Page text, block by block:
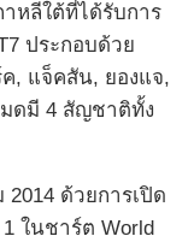
าหลีใต้ที่ได้รับการ
ประกอบด้วย
, แจ็คสัน, ยองแจ,
ดมี 4 สัญชาติทั้ง
2014 ด้วยการเปิด
ในชาร์ต World